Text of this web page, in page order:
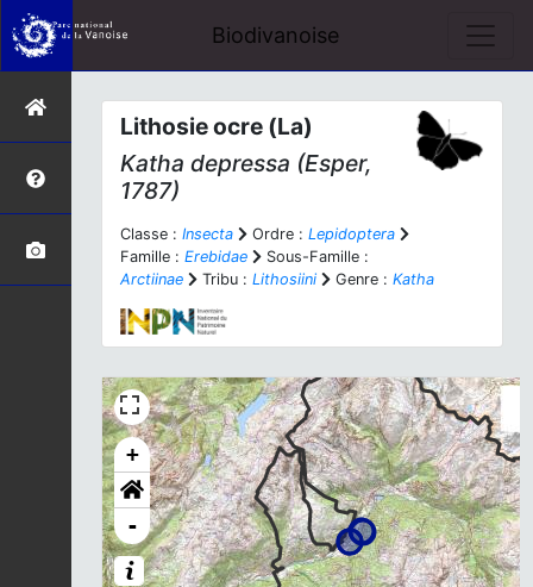
Biodivanoise
Lithosie ocre (La)
Katha depressa (Esper,
1787)
Classe : Insecta Ordre : Lepidoptera
Famille : Erebidae
Sous-Famille :
Arctiinae
Tribu : Lithosiini Genre : Katha
+
-